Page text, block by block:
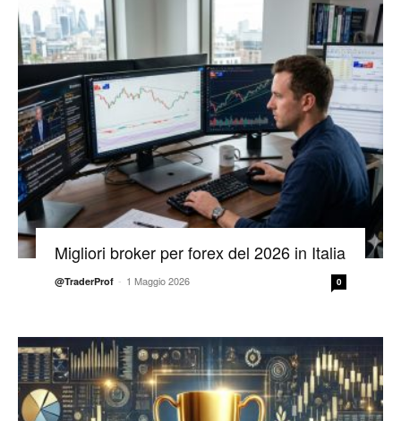
Migliori broker per forex del 2026 in Italia
@TraderProf - 1 Maggio 2026 0